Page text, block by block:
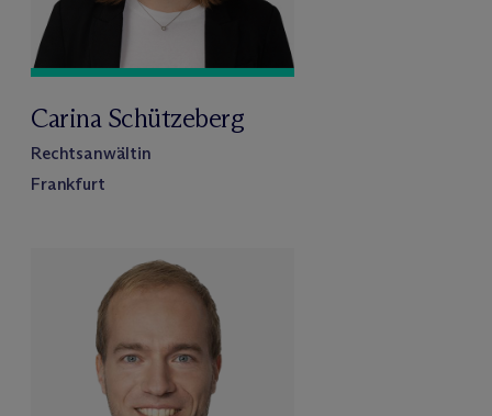
Carina Schützeberg
Rechtsanwältin
Frankfurt